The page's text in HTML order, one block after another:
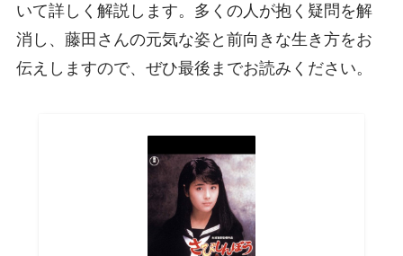
いて詳しく解説します。多くの人が抱く疑問を解
消し、藤田さんの元気な姿と前向きな生き方をお
伝えしますので、ぜひ最後までお読みください。